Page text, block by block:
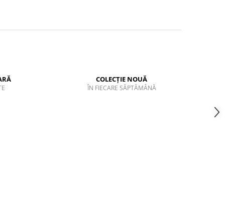
COLECȚIE NOUĂ
ÎN FIECARE SĂPTĂMÂNĂ